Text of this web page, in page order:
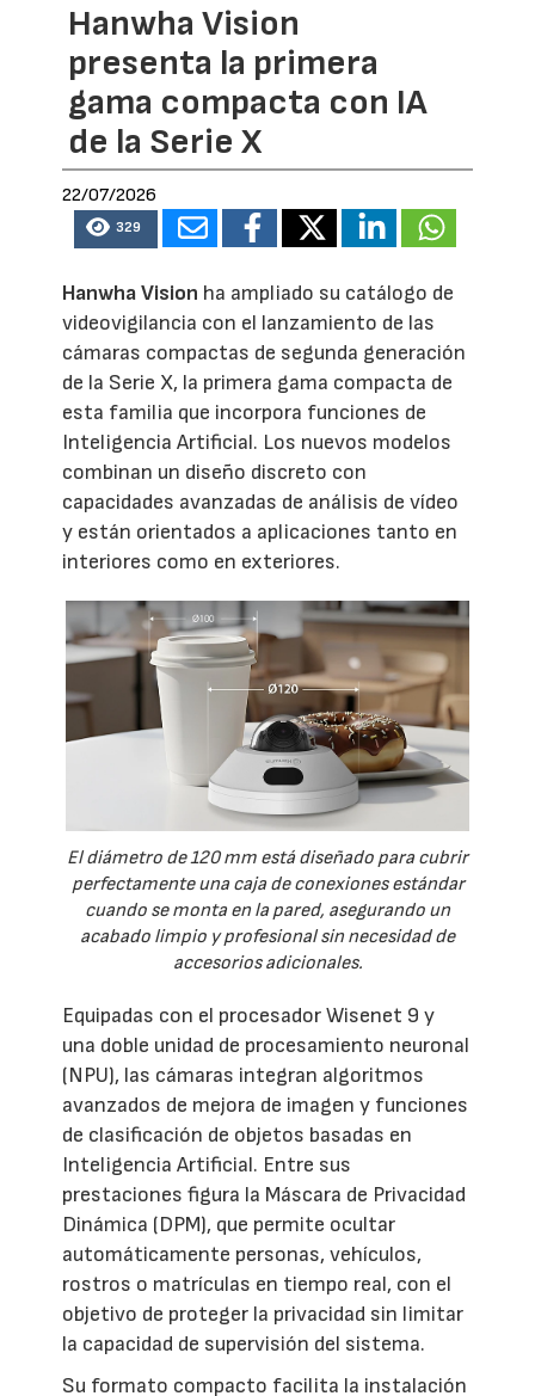
Hanwha Vision
presenta la primera
gama compacta con IA
de la Serie X
22/07/2026
329
Hanwha Vision ha ampliado su catálogo de
videovigilancia con el lanzamiento de las
cámaras compactas de segunda generación
de la Serie X, la primera gama compacta de
esta familia que incorpora funciones de
Inteligencia Artificial. Los nuevos modelos
combinan un diseño discreto con
capacidades avanzadas de análisis de vídeo
y están orientados a aplicaciones tanto en
interiores como en exteriores.
El diámetro de 120 mm está diseñado para cubrir
perfectamente una caja de conexiones estándar
cuando se monta en la pared, asegurando un
acabado limpio y profesional sin necesidad de
accesorios adicionales.
Equipadas con el procesador Wisenet 9 y
una doble unidad de procesamiento neuronal
(NPU), las cámaras integran algoritmos
avanzados de mejora de imagen y funciones
de clasificación de objetos basadas en
Inteligencia Artificial. Entre sus
prestaciones figura la Máscara de Privacidad
Dinámica (DPM), que permite ocultar
automáticamente personas, vehículos,
rostros o matrículas en tiempo real, con el
objetivo de proteger la privacidad sin limitar
la capacidad de supervisión del sistema.
Su formato compacto facilita la instalación